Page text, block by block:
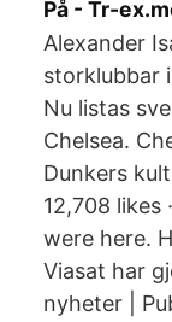
På - Tr-
Alexander
storklubbar
Nu listas
Chelsea.
Dunkers
12,708 likes
were here.
Viasat har
nyheter |